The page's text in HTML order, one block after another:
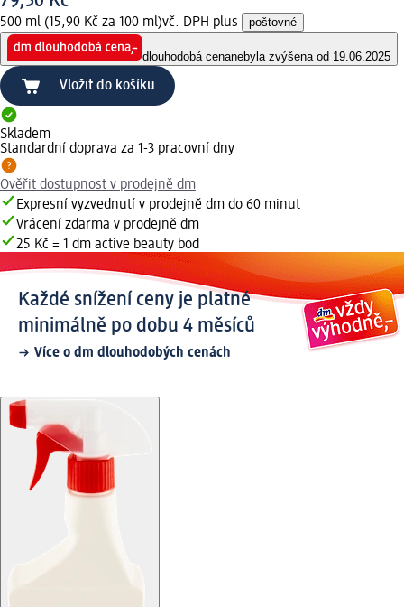
500 ml (15,90 Kč za 100 ml)vč. DPH plus poštovné
dlouhodobá cenanebyla zvýšena od 19.06.2025
Vložit do košíku
Skladem
Standardní doprava za 1-3 pracovní dny
Ověřit dostupnost v prodejně dm
Expresní vyzvednutí v prodejně dm do 60 minut
Vrácení zdarma v prodejně dm
25 Kč = 1 dm active beauty bod
Každé snížení ceny je platné
minimálně po dobu 4 měsíců
Více o dm dlouhodobých cenách